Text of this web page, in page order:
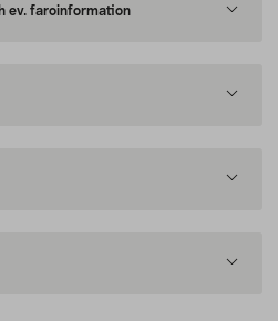
ev. faroinformation